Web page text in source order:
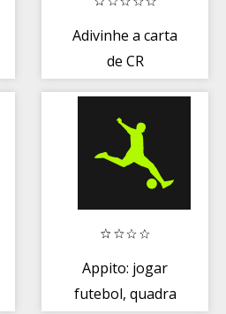
Adivinhe a carta
de CR
Appito: jogar
futebol, quadra